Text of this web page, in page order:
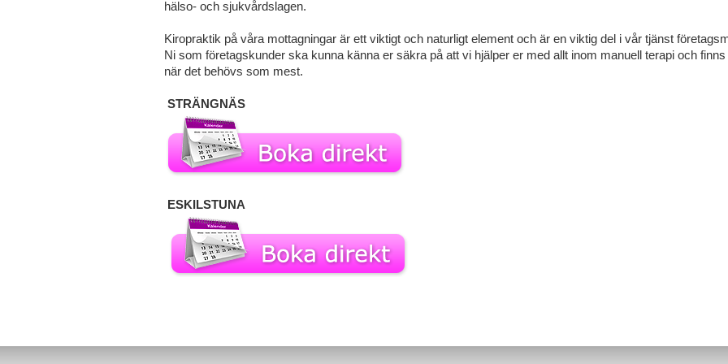
hälso- och sjukvårdslagen.
Kiropraktik på våra mottagningar är ett viktigt och naturligt element och är en viktig del i vår tjänst
Ni som företagskunder ska kunna känna er säkra på att vi hjälper er med allt inom manuell terapi och finns
när det behövs som mest.
STRÄNGNÄS
ESKILSTUNA